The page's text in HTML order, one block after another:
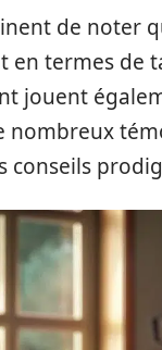
de noter
en termes de
jouent
nombreux
conseils